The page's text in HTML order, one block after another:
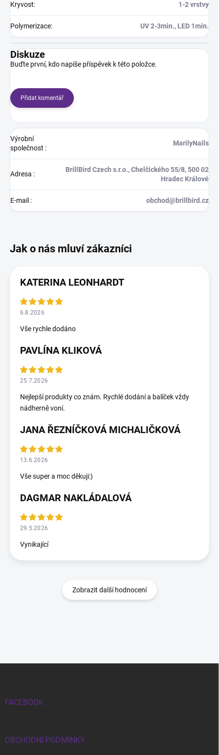
Kryvost: 1-2 vrstvy
Polymerizace: UV 2-3min., LED 1min.
Diskuze
Buďte první, kdo napíše příspěvek k této položce.
Přidat komentář
Výrobní
společnost :
MarilyNails
Adresa :
BrillBird Czech s.r.o., Chelčického 55/8, 500 02
Hradec Králové
E-mail : obchod@brillbird.cz
KATERINA LEONHARDT
6.8.2026
Vše rychle dodáno
PAVLÍNA KLIKOVÁ
25.7.2026
Nejlepší produkty co znám. Rychlé dodání a balíček vždy
nádherně voní.
JANA ŘEZNÍČKOVÁ MICHALIČKOVÁ
13.6.2026
Vše super a moc děkuji:)
DAGMAR NAKLÁDALOVÁ
29.5.2026
Vynikající
Zobrazit další hodnocení
FACEBOOK
OBCHODNÍ PODMÍNKY